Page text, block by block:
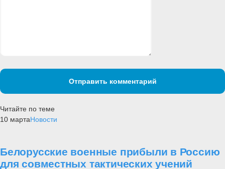
Отправить комментарий
Читайте по теме
10 мартаНовости
Белорусские военные прибыли в Россию
для совместных тактических учений